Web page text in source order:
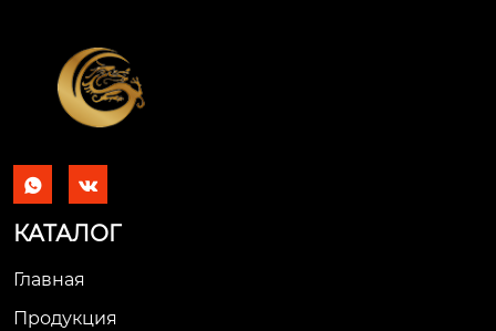
 
КАТАЛОГ
Главная
Продукция